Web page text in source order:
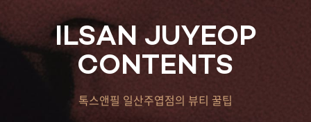
ILSAN JUYEOP
CONTENTS
톡스앤필 일산주엽점의 뷰티 꿀팁